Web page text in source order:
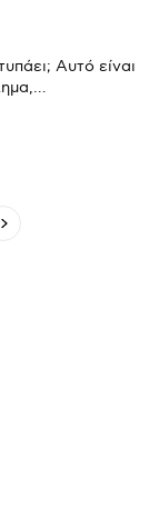
Αυτό είναι